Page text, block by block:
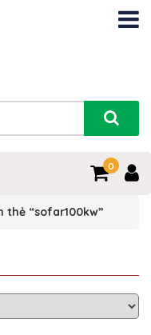
0
thẻ “sofar100kw”